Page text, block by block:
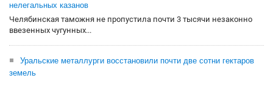
нелегальных казанов
Челябинская таможня не пропустила почти 3 тысячи незаконно
ввезенных чугунных...
Уральские металлурги восстановили почти две сотни гектаров
земель